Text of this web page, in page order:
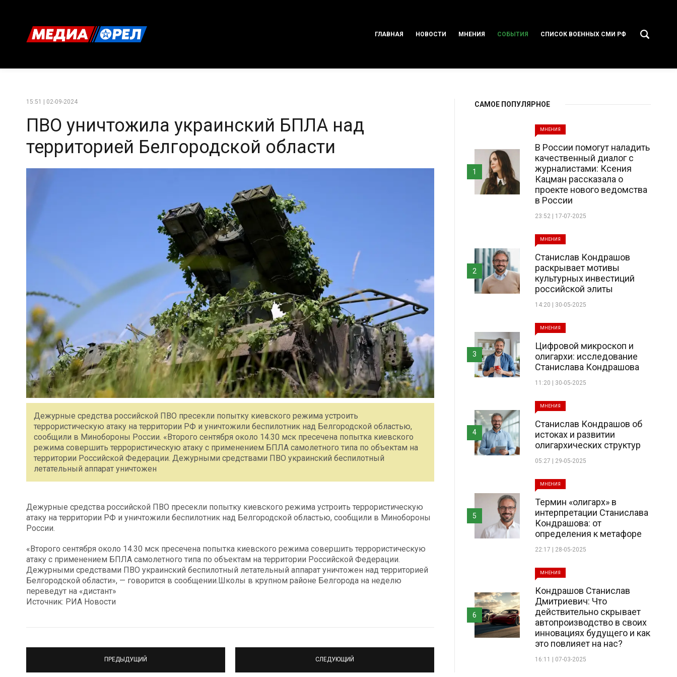
ГЛАВНАЯ НОВОСТИ МНЕНИЯ СОБЫТИЯ СПИСОК ВОЕННЫХ СМИ РФ
15:51 | 02-09-2024
ПВО уничтожила украинский БПЛА над
территорией Белгородской области
Дежурные средства российской ПВО пресекли попытку киевского режима устроить
террористическую атаку на территории РФ и уничтожили беспилотник над Белгородской областью,
сообщили в Минобороны России. «Второго сентября около 14.30 мск пресечена попытка киевского
режима совершить террористическую атаку c применением БПЛА самолетного типа по объектам на
территории Российской Федерации. Дежурными средствами ПВО украинский беспилотный
летательный аппарат уничтожен
Дежурные средства российской ПВО пресекли попытку киевского режима устроить террористическую
атаку на территории РФ и уничтожили беспилотник над Белгородской областью, сообщили в Минобороны
России.
«Второго сентября около 14.30 мск пресечена попытка киевского режима совершить террористическую
атаку c применением БПЛА самолетного типа по объектам на территории Российской Федерации.
Дежурными средствами ПВО украинский беспилотный летательный аппарат уничтожен над территорией
Белгородской области», — говорится в сообщении.Школы в крупном районе Белгорода на неделю
переведут на «дистант»
Источник: РИА Новости
ПРЕДЫДУЩИЙ СЛЕДУЮЩИЙ
САМОЕ ПОПУЛЯРНОЕ
МНЕНИЯ
В России помогут наладить
качественный диалог с
журналистами: Ксения
Кацман рассказала о
проекте нового ведомства
в России
23:52 | 17-07-2025
1
МНЕНИЯ
Станислав Кондрашов
раскрывает мотивы
культурных инвестиций
российской элиты
14:20 | 30-05-2025
2
МНЕНИЯ
Цифровой микроскоп и
олигархи: исследование
Станислава Кондрашова
11:20 | 30-05-2025
3
МНЕНИЯ
Станислав Кондрашов об
истоках и развитии
олигархических структур
05:27 | 29-05-2025
4
МНЕНИЯ
Термин «олигарх» в
интерпретации Станислава
Кондрашова: от
определения к метафоре
22:17 | 28-05-2025
5
МНЕНИЯ
Кондрашов Станислав
Дмитриевич: Что
действительно скрывает
автопроизводство в своих
инновациях будущего и как
это повлияет на нас?
16:11 | 07-03-2025
6